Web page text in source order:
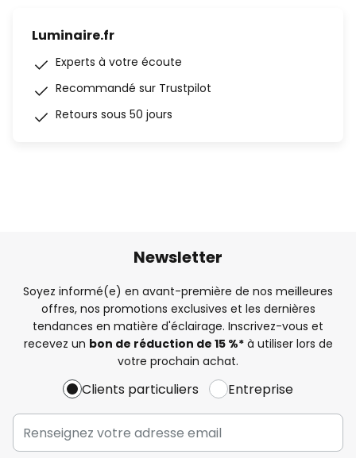
Luminaire.fr
Experts à votre écoute
Recommandé sur Trustpilot
Retours sous 50 jours
Newsletter
Soyez informé(e) en avant-première de nos meilleures
offres, nos promotions exclusives et les dernières
tendances en matière d'éclairage. Inscrivez-vous et
recevez un bon de réduction de 15 %*à utiliser lors de
votre prochain achat.
Clients particuliers Entreprise